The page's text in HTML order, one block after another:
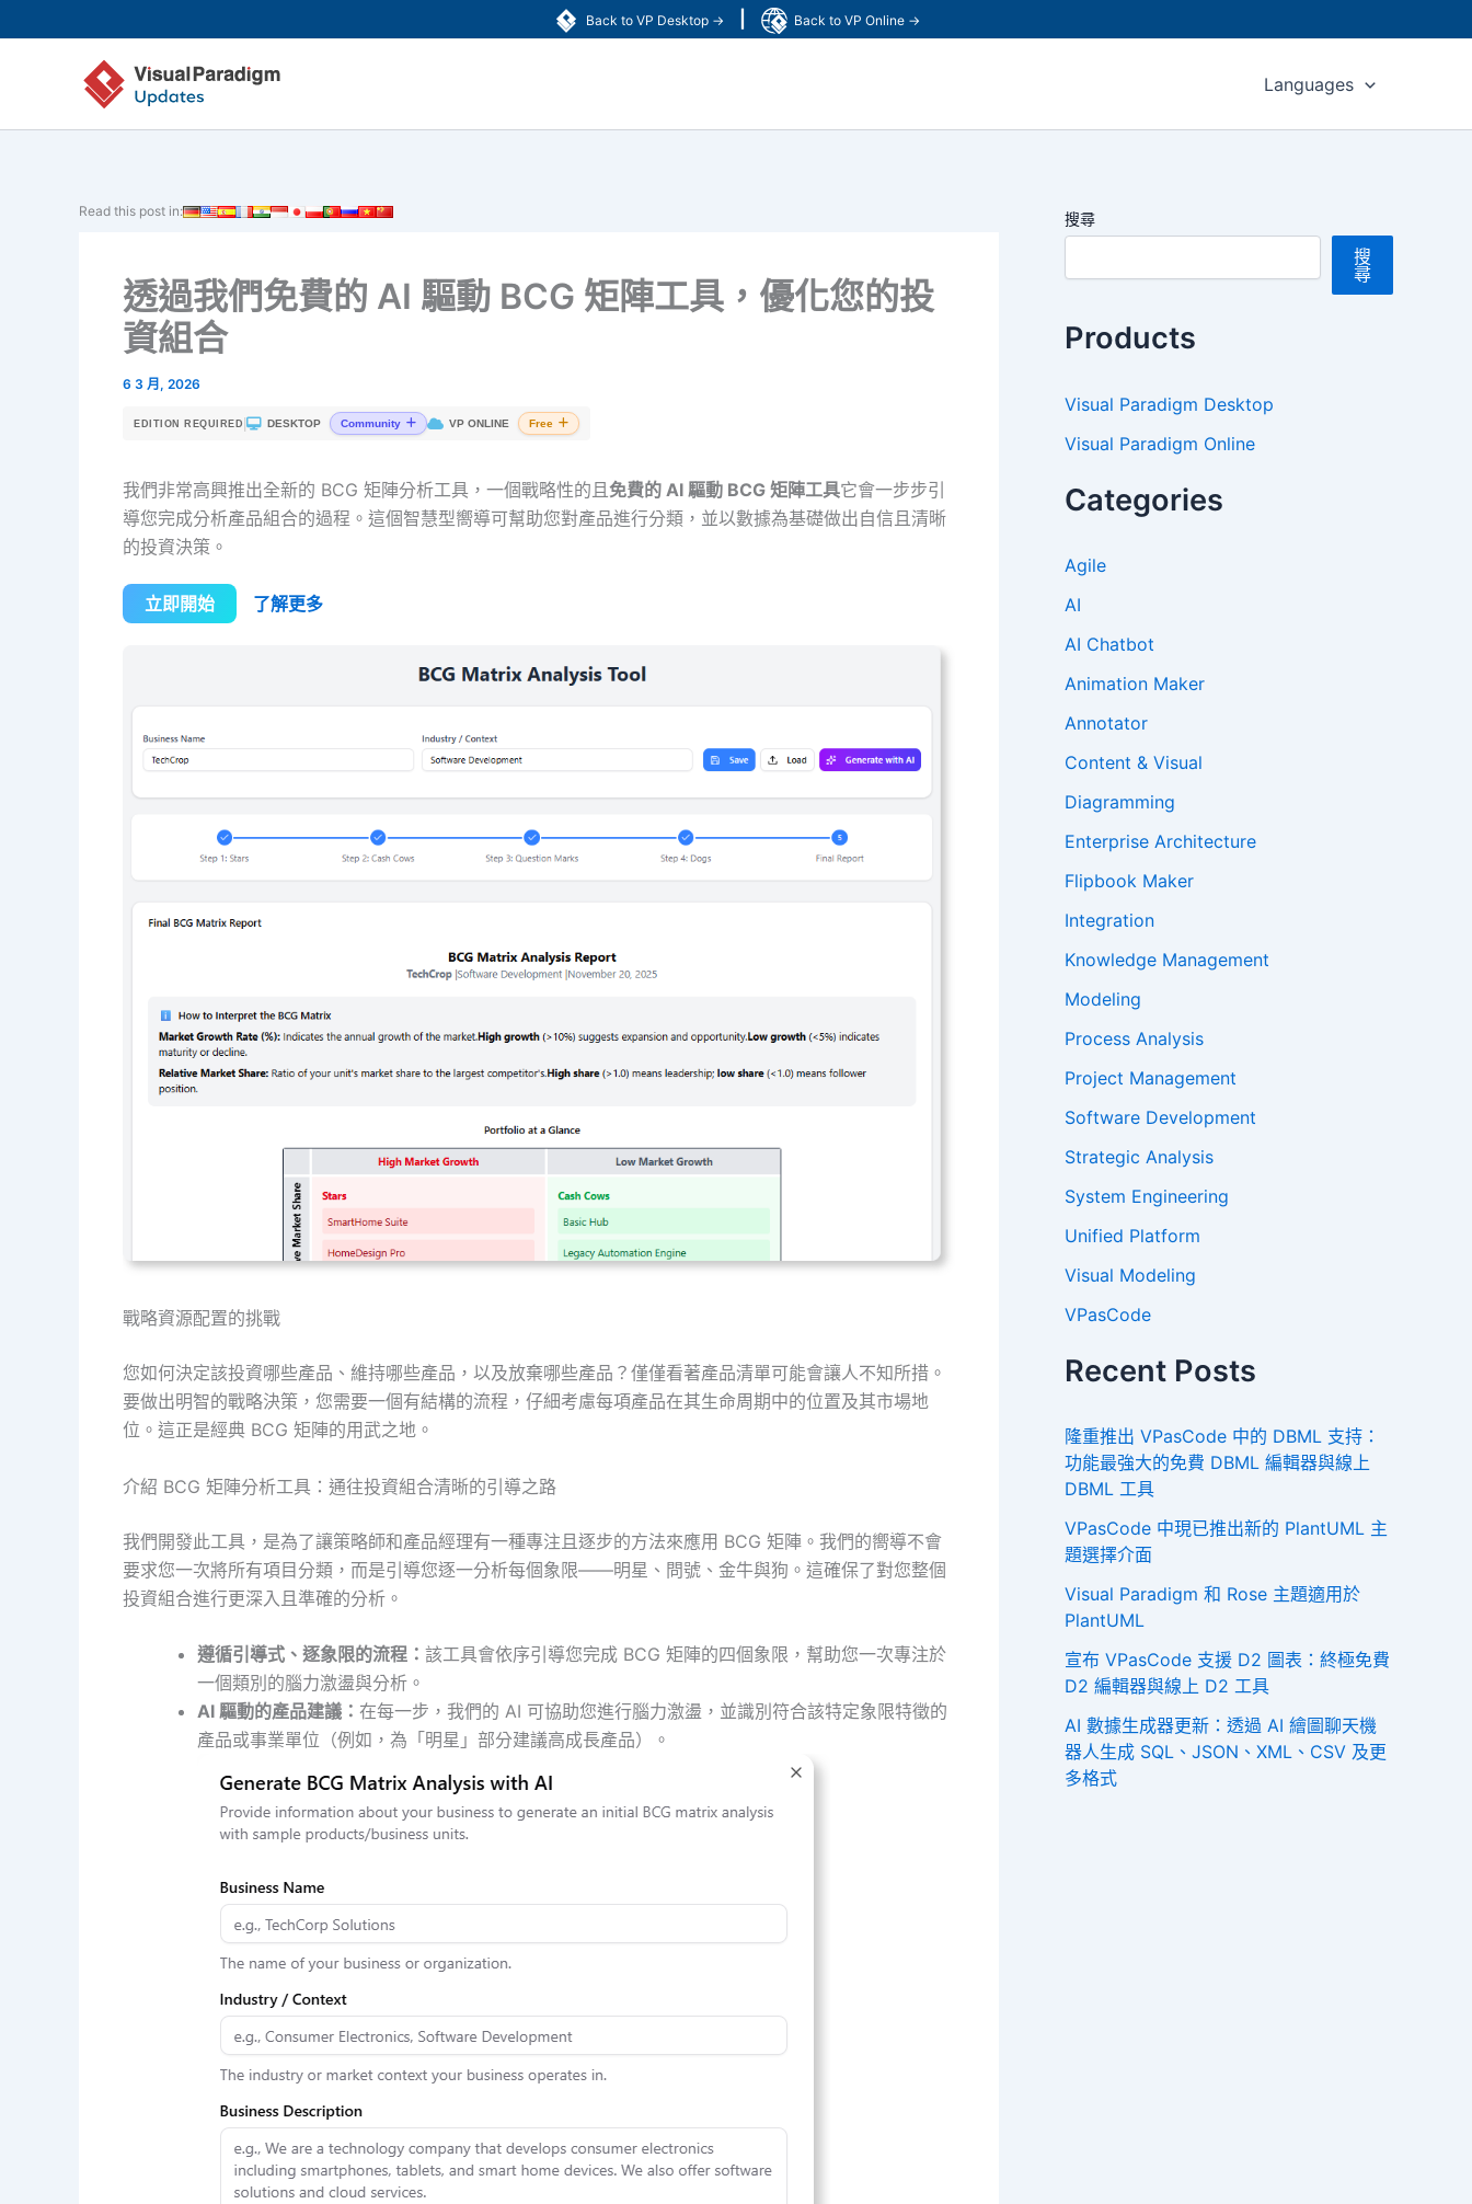
Back to VP Desktop → Back to VP Online →
至
內
Languages
Read this post in:
透過我們免費的 AI 驅動 BCG 矩陣工具，優化您的投
資組合
6 3 月, 2026
EDITION REQUIRED DESKTOP Community VP ONLINE Free
我們非常高興推出全新的 BCG 矩陣分析工具，一個戰略性的且 免費的 AI 驅動 BCG 矩陣工具它會一步步引
導您完成分析產品組合的過程。這個智慧型嚮導可幫助您對產品進行分類，並以數據為基礎做出自信且清晰
的投資決策。
立即開始 了解更多
戰略資源配置的挑戰
您如何決定該投資哪些產品、維持哪些產品，以及放棄哪些產品？僅僅看著產品清單可能會讓人不知所措。
要做出明智的戰略決策，您需要一個有結構的流程，仔細考慮每項產品在其生命周期中的位置及其市場地
位。這正是經典 BCG 矩陣的用武之地。
介紹 BCG 矩陣分析工具：通往投資組合清晰的引導之路
我們開發此工具，是為了讓策略師和產品經理有一種專注且逐步的方法來應用 BCG 矩陣。我們的嚮導不會
要求您一次將所有項目分類，而是引導您逐一分析每個象限——明星、問號、金牛與狗。這確保了對您整個
投資組合進行更深入且準確的分析。
遵循引導式、逐象限的流程： 該工具會依序引導您完成 BCG 矩陣的四個象限，幫助您一次專注於
一個類別的腦力激盪與分析。
AI 驅動的產品建議： 在每一步，我們的 AI 可協助您進行腦力激盪，並識別符合該特定象限特徵的
產品或事業單位（例如，為「明星」部分建議高成長產品）。
搜尋
搜
尋
Products
Visual Paradigm Desktop
Visual Paradigm Online
Categories
Agile
AI
AI Chatbot
Animation Maker
Annotator
Content & Visual
Diagramming
Enterprise Architecture
Flipbook Maker
Integration
Knowledge Management
Modeling
Process Analysis
Project Management
Software Development
Strategic Analysis
System Engineering
Unified Platform
Visual Modeling
VPasCode
Recent Posts
隆重推出 VPasCode 中的 DBML 支持：
功能最強大的免費 DBML 編輯器與線上
DBML 工具
VPasCode 中現已推出新的 PlantUML 主
題選擇介面
Visual Paradigm 和 Rose 主題適用於
PlantUML
宣布 VPasCode 支援 D2 圖表：終極免費
D2 編輯器與線上 D2 工具
AI 數據生成器更新：透過 AI 繪圖聊天機
器人生成 SQL、JSON、XML、CSV 及更
多格式